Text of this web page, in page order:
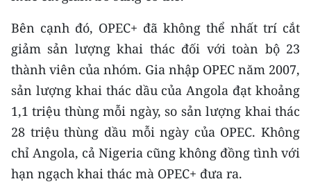
Chuyên trang TP. Hồ Chí Minh
CHUYÊN ĐỀ
CÁC CHUYÊN TRANG
VỀ BÁO NHÂN DÂN
THỜI NAY
Bên cạnh đó, OPEC+ đã không thể nhất trí cắt
giảm sản lượng khai thác đối với toàn bộ 23
thành viên của nhóm. Gia nhập OPEC năm 2007,
sản lượng khai thác dầu của Angola đạt khoảng
1,1 triệu thùng mỗi ngày, so sản lượng khai thác
28 triệu thùng dầu mỗi ngày của OPEC. Không
chỉ Angola, cả Nigeria cũng không đồng tình với
hạn ngạch khai thác mà OPEC+ đưa ra.